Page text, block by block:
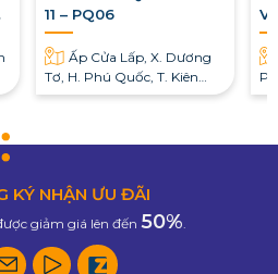
11 – PQ06
Ấp Cửa Lấp, X. Dương
Tơ, H. Phú Quốc, T. Kiên
Giang, Việt Nam
KÝ NHẬN ƯU ĐÃI
giảm giá lên đến 50%.